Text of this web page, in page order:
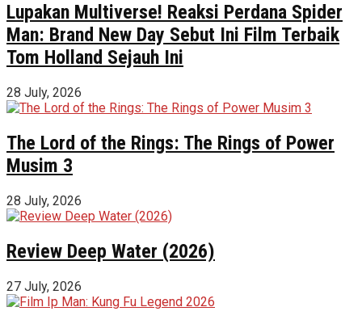
Lupakan Multiverse! Reaksi Perdana Spider
Man: Brand New Day Sebut Ini Film Terbaik
Tom Holland Sejauh Ini
28 July, 2026
The Lord of the Rings: The Rings of Power
Musim 3
28 July, 2026
Review Deep Water (2026)
27 July, 2026